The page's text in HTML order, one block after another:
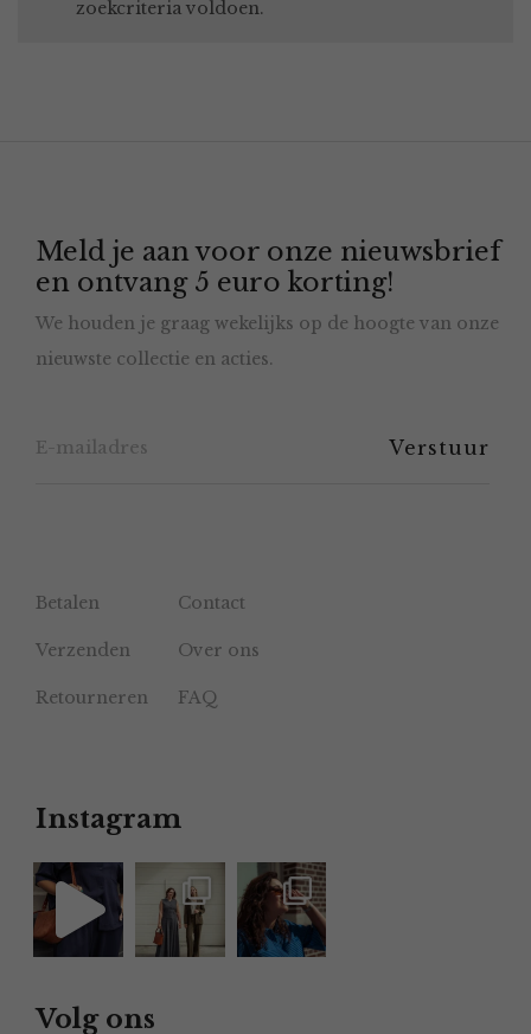
zoekcriteria voldoen.
Meld je aan voor onze nieuwsbrief
en ontvang 5 euro korting!
We houden je graag wekelijks op de hoogte van onze
nieuwste collectie en acties.
Betalen Contact
Verzenden Over ons
Retourneren FAQ
Instagram
Volg ons